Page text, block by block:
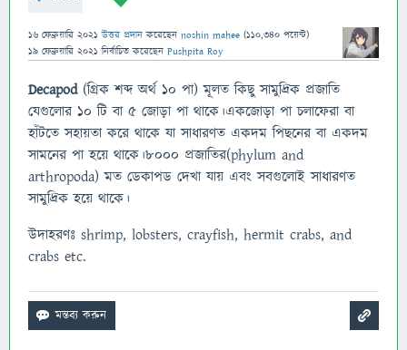
16 ফেব্রুয়ারি 2021 উত্তর প্রদান করেছেন noshin mahee (110,340 পয়েন্ট)
19 ফেব্রুয়ারি 2021 নির্বাচিত করেছেন Pushpita Roy
Decapod (গ্রিক শব্দ অর্থ ১০ পা) মূলত কিছু সামুদ্রিক প্রজাতি
যেগুলোর ১০ টি বা ৫ জোড়া পা থাকে।একজোড়া পা চলাফেরা বা
হাঁটতে সহায়তা করে থাকে যা সাধারণত একদম পিছনের বা একদম
সামনের পা হয়ে থাকে।8000 প্রজাতির(phylum and
arthropoda) মত ডেকাপড দেখা যায় এবং সবগুলোই সাধারণত
সামুদ্রিক হয়ে থাকে।
উদাহরণঃ shrimp, lobsters, crayfish, hermit crabs, and
crabs etc.